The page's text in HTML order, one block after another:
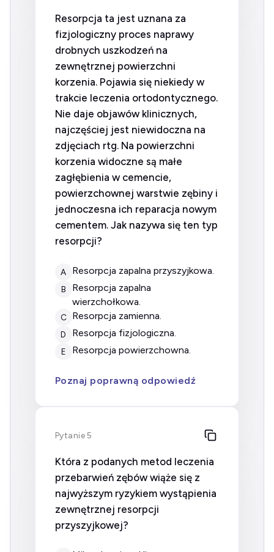
Resorpcja ta jest uznana za
fizjologiczny proces naprawy
drobnych uszkodzeń na
zewnętrznej powierzchni
korzenia. Pojawia się niekiedy w
trakcie leczenia ortodontycznego.
Nie daje objawów klinicznych,
najczęściej jest niewidoczna na
zdjęciach rtg. Na powierzchni
korzenia widoczne są małe
zagłębienia w cemencie,
powierzchownej warstwie zębiny i
jednoczesna ich reparacja nowym
cementem. Jak nazywa się ten typ
resorpcji?
A resorpcja zapalna przyszyjkowa.
B
resorpcja zapalna
wierzchołkowa.
C resorpcja zamienna.
D resorpcja fizjologiczna.
E resorpcja powierzchowna.
Poznaj poprawną odpowiedź
Pytanie 5
Która z podanych metod leczenia
przebarwień zębów wiąże się z
najwyższym ryzykiem wystąpienia
zewnętrznej resorpcji
przyszyjkowej?